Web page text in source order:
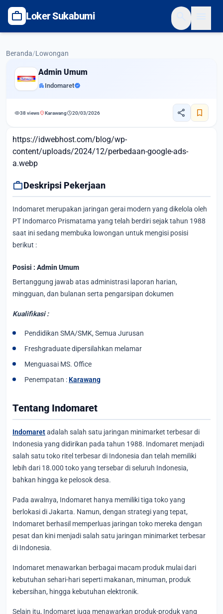
work Loker Sukabumi
Beranda/Lowongan
Admin Umum
apartment Indomaretverified
visibility38 viewslocation_onKarawangschedule20/03/2026 share bookmark
https://idwebhost.com/blog/wp-
content/uploads/2024/12/perbedaan-google-ads-
a.webp
workDeskripsi Pekerjaan
Indomaret merupakan jaringan gerai modern yang dikelola oleh
PT Indomarco Prismatama yang telah berdiri sejak tahun 1988
saat ini sedang membuka lowongan untuk mengisi posisi
berikut :
Posisi : Admin Umum
Bertanggung jawab atas administrasi laporan harian,
mingguan, dan bulanan serta pengarsipan dokumen
Kualifikasi :
Pendidikan SMA/SMK, Semua Jurusan
Freshgraduate dipersilahkan melamar
Menguasai MS. Office
Penempatan : Karawang
Tentang Indomaret
Indomaretadalah salah satu jaringan minimarket terbesar di
Indonesia yang didirikan pada tahun 1988. Indomaret menjadi
salah satu toko ritel terbesar di Indonesia dan telah memiliki
lebih dari 18.000 toko yang tersebar di seluruh Indonesia,
bahkan hingga ke pelosok desa.
Pada awalnya, Indomaret hanya memiliki tiga toko yang
berlokasi di Jakarta. Namun, dengan strategi yang tepat,
Indomaret berhasil memperluas jaringan toko mereka dengan
pesat dan kini menjadi salah satu jaringan minimarket terbesar
di Indonesia.
Indomaret menawarkan berbagai macam produk mulai dari
kebutuhan sehari-hari seperti makanan, minuman, produk
kebersihan, hingga kebutuhan elektronik.
Selain itu, Indomaret juga menawarkan produk-produk yang